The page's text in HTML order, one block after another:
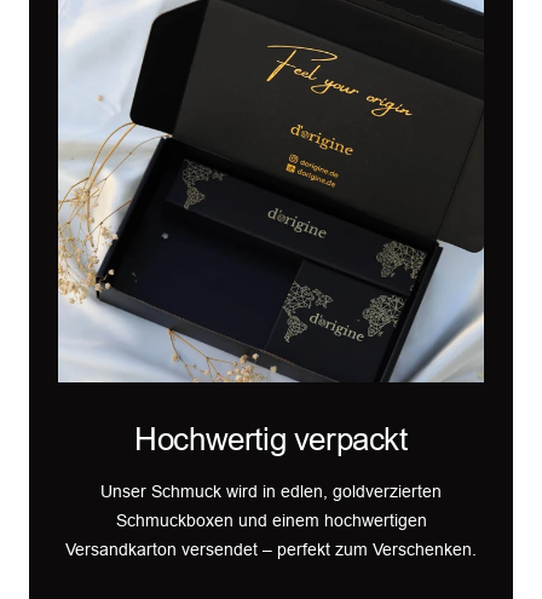
Hochwertig verpackt
Unser Schmuck wird in edlen, goldverzierten
Schmuckboxen und einem hochwertigen
Versandkarton versendet – perfekt zum Verschenken.